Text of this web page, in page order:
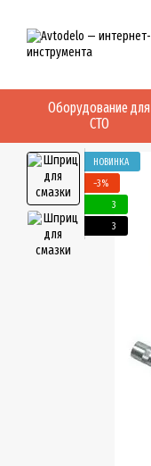
Оборудование для
СТО
НОВИНКА
−3%
3
3